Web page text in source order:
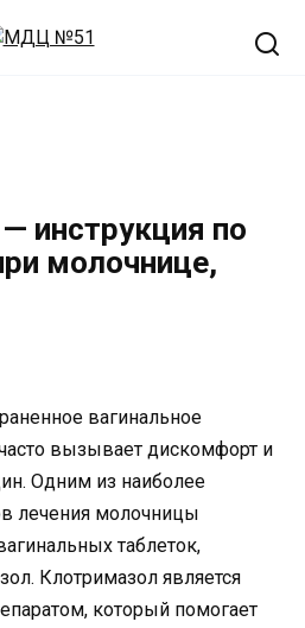
инструкция по
молочнице,
вагинальное
вызывает дискомфорт и
Одним из наиболее
лечения молочницы
таблеток,
Клотримазол является
который помогает